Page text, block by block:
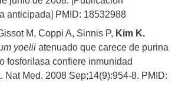
anticipada] PMID: 18532988
M, Coppi A, Sinnis P, Kim K.
yoelii atenuado que carece de purina
fosforilasa confiere inmunidad
Nat Med. 2008 Sep;14(9):954-8. PMID: